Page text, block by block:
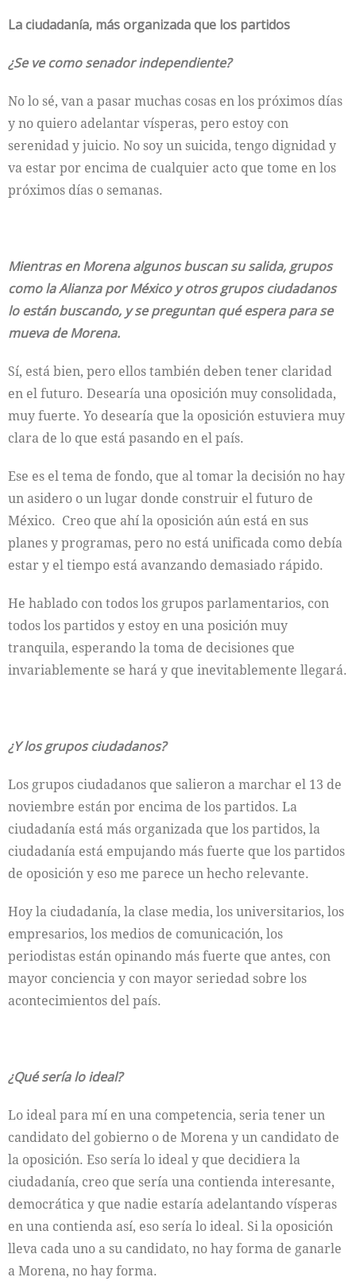
La ciudadanía, más organizada que los partidos
¿Se ve como senador independiente?
No lo sé, van a pasar muchas cosas en los próximos días
y no quiero adelantar vísperas, pero estoy con
serenidad y juicio. No soy un suicida, tengo dignidad y
va estar por encima de cualquier acto que tome en los
próximos días o semanas.
Mientras en Morena algunos buscan su salida, grupos
como la Alianza por México y otros grupos ciudadanos
lo están buscando, y se preguntan qué espera para se
mueva de Morena.
Sí, está bien, pero ellos también deben tener claridad
en el futuro. Desearía una oposición muy consolidada,
muy fuerte. Yo desearía que la oposición estuviera muy
clara de lo que está pasando en el país.
Ese es el tema de fondo, que al tomar la decisión no hay
un asidero o un lugar donde construir el futuro de
México. Creo que ahí la oposición aún está en sus
planes y programas, pero no está unificada como debía
estar y el tiempo está avanzando demasiado rápido.
He hablado con todos los grupos parlamentarios, con
todos los partidos y estoy en una posición muy
tranquila, esperando la toma de decisiones que
invariablemente se hará y que inevitablemente llegará.
¿Y los grupos ciudadanos?
Los grupos ciudadanos que salieron a marchar el 13 de
noviembre están por encima de los partidos. La
ciudadanía está más organizada que los partidos, la
ciudadanía está empujando más fuerte que los partidos
de oposición y eso me parece un hecho relevante.
Hoy la ciudadanía, la clase media, los universitarios, los
empresarios, los medios de comunicación, los
periodistas están opinando más fuerte que antes, con
mayor conciencia y con mayor seriedad sobre los
acontecimientos del país.
¿Qué sería lo ideal?
Lo ideal para mí en una competencia, seria tener un
candidato del gobierno o de Morena y un candidato de
la oposición. Eso sería lo ideal y que decidiera la
ciudadanía, creo que sería una contienda interesante,
democrática y que nadie estaría adelantando vísperas
en una contienda así, eso sería lo ideal. Si la oposición
lleva cada uno a su candidato, no hay forma de ganarle
a Morena, no hay forma.